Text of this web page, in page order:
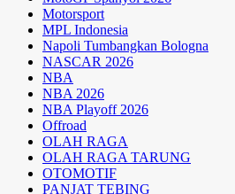
Motorsport
MPL Indonesia
Napoli Tumbangkan Bologna
NASCAR 2026
NBA
NBA 2026
NBA Playoff 2026
Offroad
OLAH RAGA
OLAH RAGA TARUNG
OTOMOTIF
PANJAT TEBING